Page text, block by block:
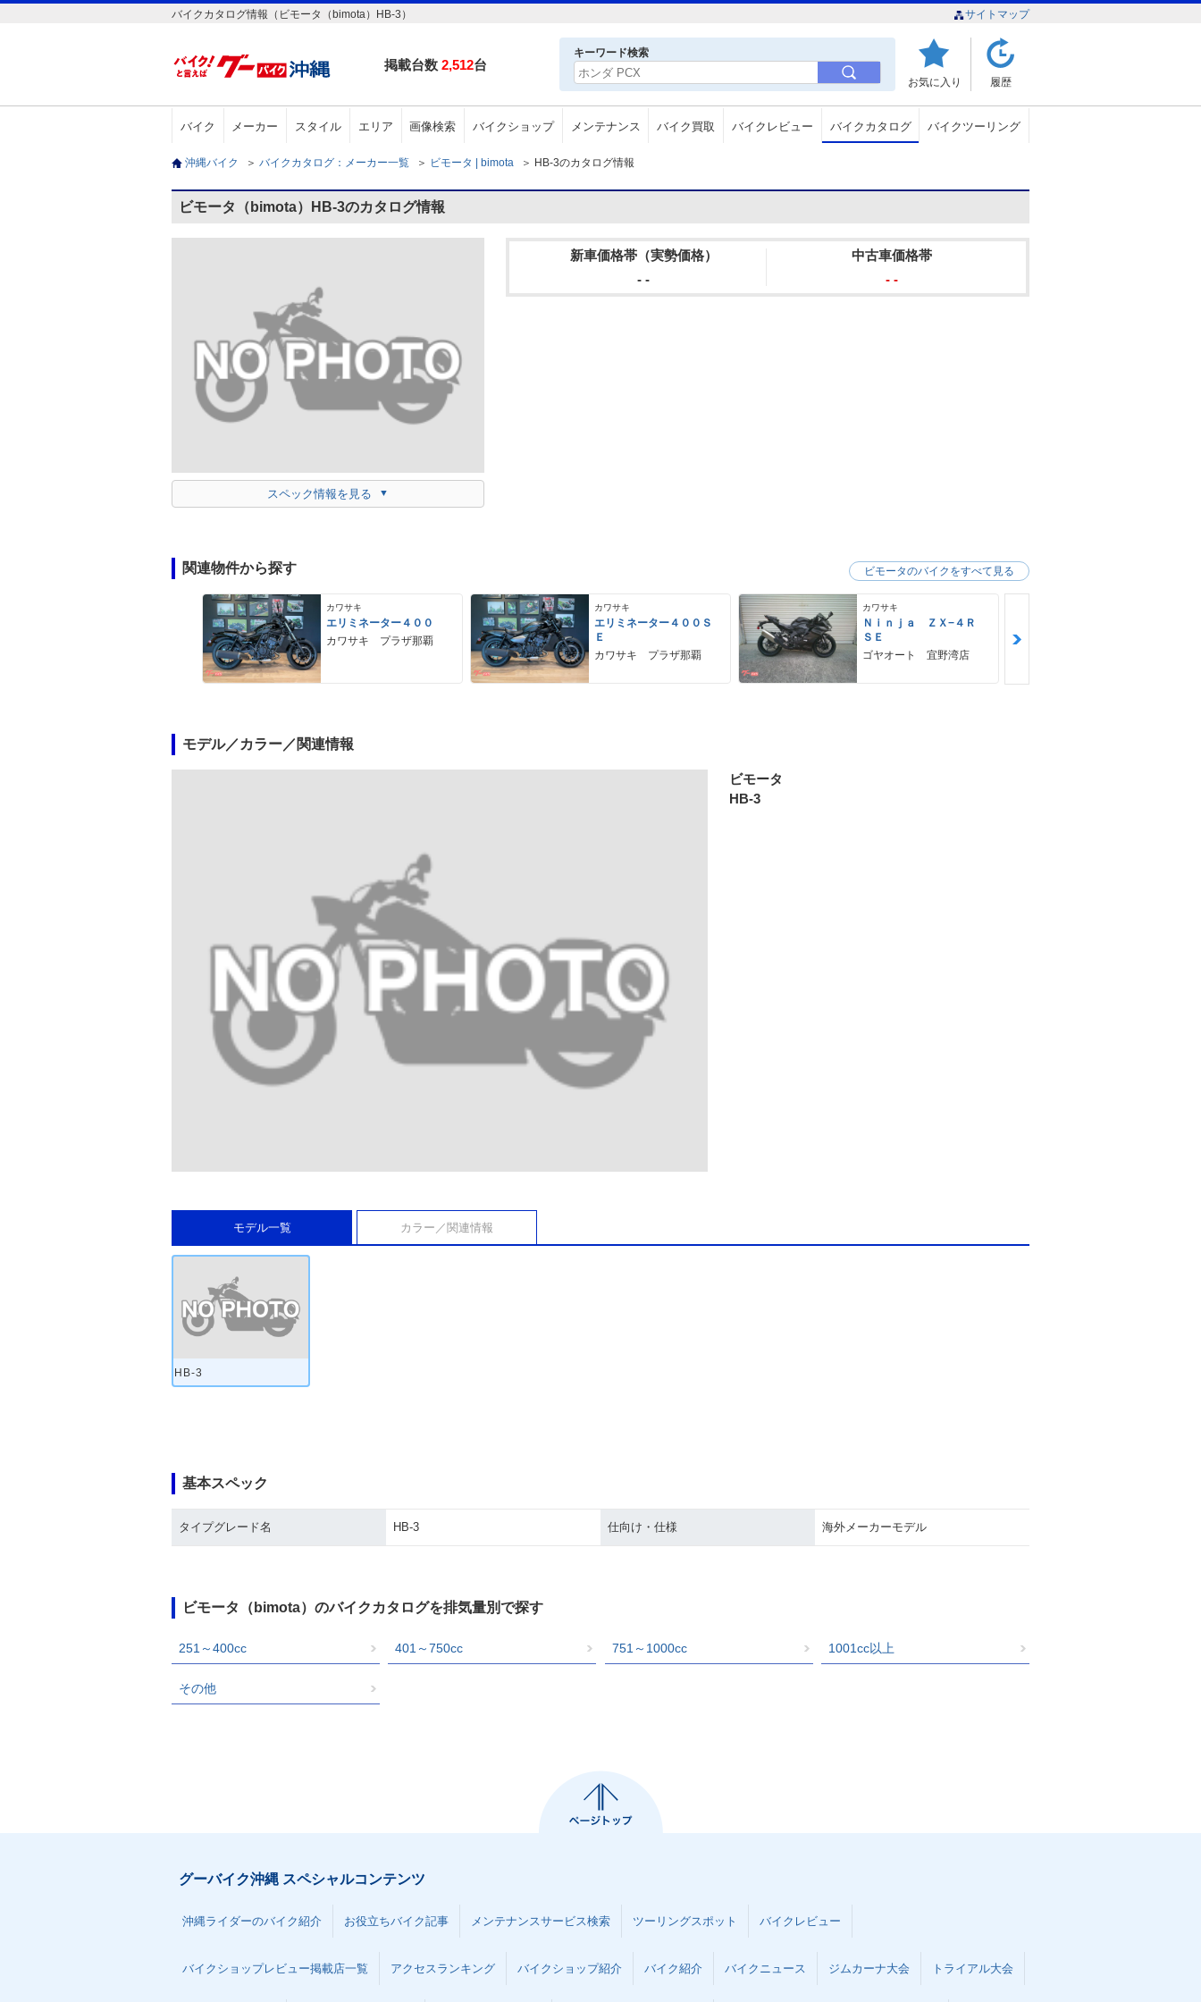
バイクカタログ情報（ビモータ（bimota）HB-3） サイトマップ
掲載台数 2,512台
キーワード検索
お気に入り 履歴
バイク メーカー スタイル エリア 画像検索 バイクショップ メンテナンス バイク買取 バイクレビュー バイクカタログ バイクツーリング
沖縄バイク ＞ バイクカタログ：メーカー一覧 ＞ ビモータ | bimota ＞ HB-3のカタログ情報
ビモータ（bimota）HB-3のカタログ情報
スペック情報を見る
新車価格帯（実勢価格）
- -
中古車価格帯
- -
関連物件から探す
カワサキ
エリミネーター４００
カワサキ プラザ那覇
カワサキ
エリミネーター４００Ｓ
Ｅ
カワサキ プラザ那覇
カワサキ
Ｎｉｎｊａ ＺＸ−４Ｒ
ＳＥ
ゴヤオート 宜野湾店
ビモータのバイクをすべて見る
モデル／カラー／関連情報
ビモータ
HB-3
モデル一覧 カラー／関連情報
HB-3
基本スペック
タイプグレード名 HB-3 仕向け・仕様 海外メーカーモデル
ビモータ（bimota）のバイクカタログを排気量別で探す
251～400cc 401～750cc 751～1000cc 1001cc以上
その他
グーバイク沖縄 スペシャルコンテンツ
沖縄ライダーのバイク紹介 お役立ちバイク記事 メンテナンスサービス検索 ツーリングスポット バイクレビュー
バイクショップレビュー掲載店一覧 アクセスランキング バイクショップ紹介 バイク紹介 バイクニュース ジムカーナ大会 トライアル大会